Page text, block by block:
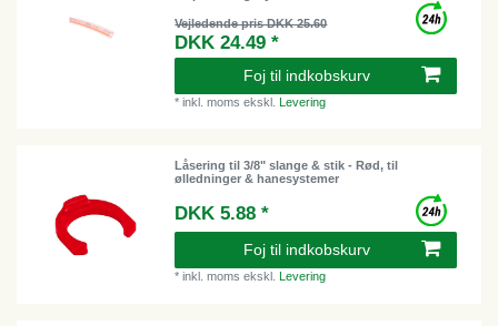
Vejledende pris DKK 25.60
DKK 24.49 *
Foj til indkobskurv
*inkl. moms ekskl.Levering
Låsering til 3/8" slange & stik - Rød, til
ølledninger & hanesystemer
DKK 5.88 *
Foj til indkobskurv
*inkl. moms ekskl. Levering